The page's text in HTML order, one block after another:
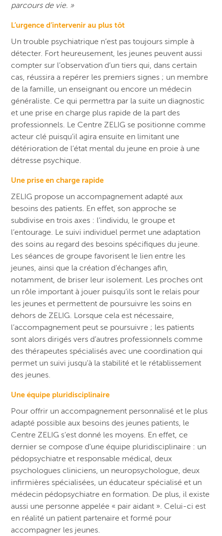
parcours de vie. »
L’urgence d’intervenir au plus tôt
Un trouble psychiatrique n’est pas toujours simple à
détecter. Fort heureusement, les jeunes peuvent aussi
compter sur l’observation d’un tiers qui, dans certain
cas, réussira a repérer les premiers signes ; un membre
de la famille, un enseignant ou encore un médecin
généraliste. Ce qui permettra par la suite un diagnostic
et une prise en charge plus rapide de la part des
professionnels. Le Centre ZELIG se positionne comme
acteur clé puisqu’il agira ensuite en limitant une
détérioration de l’état mental du jeune en proie à une
détresse psychique.
Une prise en charge rapide
ZELIG propose un accompagnement adapté aux
besoins des patients. En effet, son approche se
subdivise en trois axes : l’individu, le groupe et
l’entourage. Le suivi individuel permet une adaptation
des soins au regard des besoins spécifiques du jeune.
Les séances de groupe favorisent le lien entre les
jeunes, ainsi que la création d’échanges afin,
notamment, de briser leur isolement. Les proches ont
un rôle important à jouer puisqu’ils sont le relais pour
les jeunes et permettent de poursuivre les soins en
dehors de ZELIG. Lorsque cela est nécessaire,
l’accompagnement peut se poursuivre ; les patients
sont alors dirigés vers d’autres professionnels comme
des thérapeutes spécialisés avec une coordination qui
permet un suivi jusqu’à la stabilité et le rétablissement
des jeunes.
Une équipe pluridisciplinaire
Pour offrir un accompagnement personnalisé et le plus
adapté possible aux besoins des jeunes patients, le
Centre ZELIG s’est donné les moyens. En effet, ce
dernier se compose d’une équipe pluridisciplinaire : un
pédopsychiatre et responsable médical, deux
psychologues cliniciens, un neuropsychologue, deux
infirmières spécialisées, un éducateur spécialisé et un
médecin pédopsychiatre en formation. De plus, il existe
aussi une personne appelée « pair aidant ». Celui-ci est
en réalité un patient partenaire et formé pour
accompagner les jeunes.